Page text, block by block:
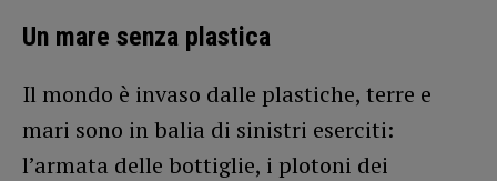
Un mare senza plastica
Il mondo è invaso dalle plastiche, terre e
mari sono in balia di sinistri eserciti:
l’armata delle bottiglie, i plotoni dei